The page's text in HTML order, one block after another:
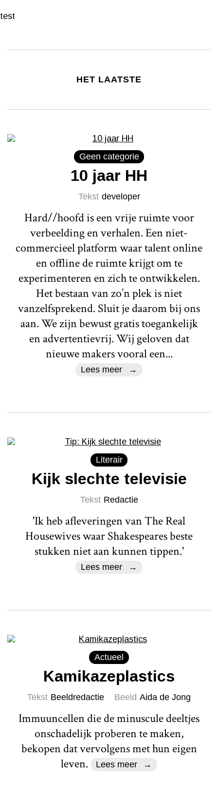
test
HET LAATSTE
Geen categorie
10 jaar HH
Tekst developer
Hard//hoofd is een vrije ruimte voor
verbeelding en verhalen. Een niet-
commercieel platform waar talent online
en offline de ruimte krijgt om te
experimenteren en zich te ontwikkelen.
Het bestaan van zo’n plek is niet
vanzelfsprekend. Sluit je daarom bij ons
aan. We zijn bewust gratis toegankelijk
en advertentievrij. Wij geloven dat
nieuwe makers vooral een...
Lees meer
Literair
Kijk slechte televisie
Tekst Redactie
'Ik heb afleveringen van The Real
Housewives waar Shakespeares beste
stukken niet aan kunnen tippen.'
Lees meer
Actueel
Kamikazeplastics
Tekst Beeldredactie Beeld Aida de Jong
Immuuncellen die de minuscule deeltjes
onschadelijk proberen te maken,
bekopen dat vervolgens met hun eigen
leven.
Lees meer